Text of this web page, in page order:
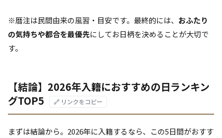
※暦注は民間由来の風習・目安です。最終的には、 おふたり
の気持ちや都合を最優先にしてお日柄を決めることが大切で
す。
【結論】2026年入籍におすすめの日ランキン
グTOP5
🔗 リンクをコピー
まずは結論から。2026年に入籍するなら、この5日間がおすす